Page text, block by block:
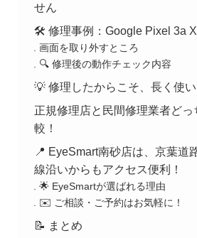
せん
🛠 修理事例：Google Pixel 3a
画面を取り外すところ
🔍 修理後の動作チェック内容
💡 修理したからこそ、長く使い
正規修理店と民間修理業者ど
較！
📍 EyeSmart南砂店は、京葉道
線沿いからもアクセス便利！
🌟 EyeSmartが選ばれる理由
✉️ ご相談・ご予約はお気軽に！
📝 まとめ